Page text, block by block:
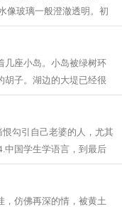
像玻璃一般澄澈透明。初
几座小岛。小岛被绿树环
胡子。湖边的大堤已经很
勾引自己老婆的人，尤其
中国学生学语言，到最后
，仿佛再深的情，被黄土